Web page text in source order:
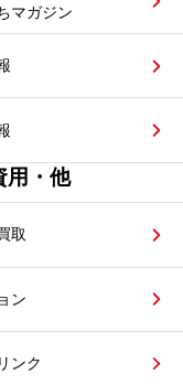
マガジン
用・他
取
ン
ンク